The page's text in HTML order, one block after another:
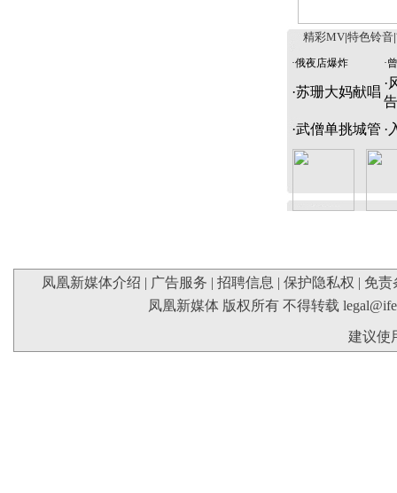
精彩MV 特色铃音
·俄夜店爆炸 ·
·苏珊大妈献唱
·
告
·武僧单挑城管 ·
凤凰新媒体介绍 | 广告服务 | 招聘信息 | 保护隐私权 | 免责
凤凰新媒体 版权所有 不得转载
建议使